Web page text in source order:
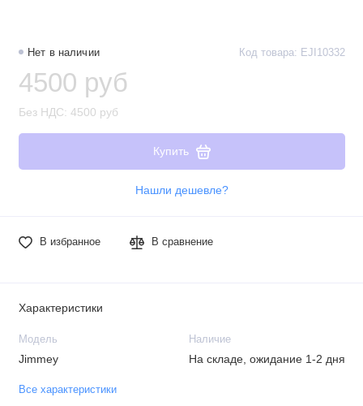
Нет в наличии Код товара: EJI10332
4500 руб
Без НДС: 4500 руб
Купить
Нашли дешевле?
В избранное В сравнение
Характеристики
Модель
Jimmey
Наличие
На складе, ожидание 1-2 дня
Все характеристики